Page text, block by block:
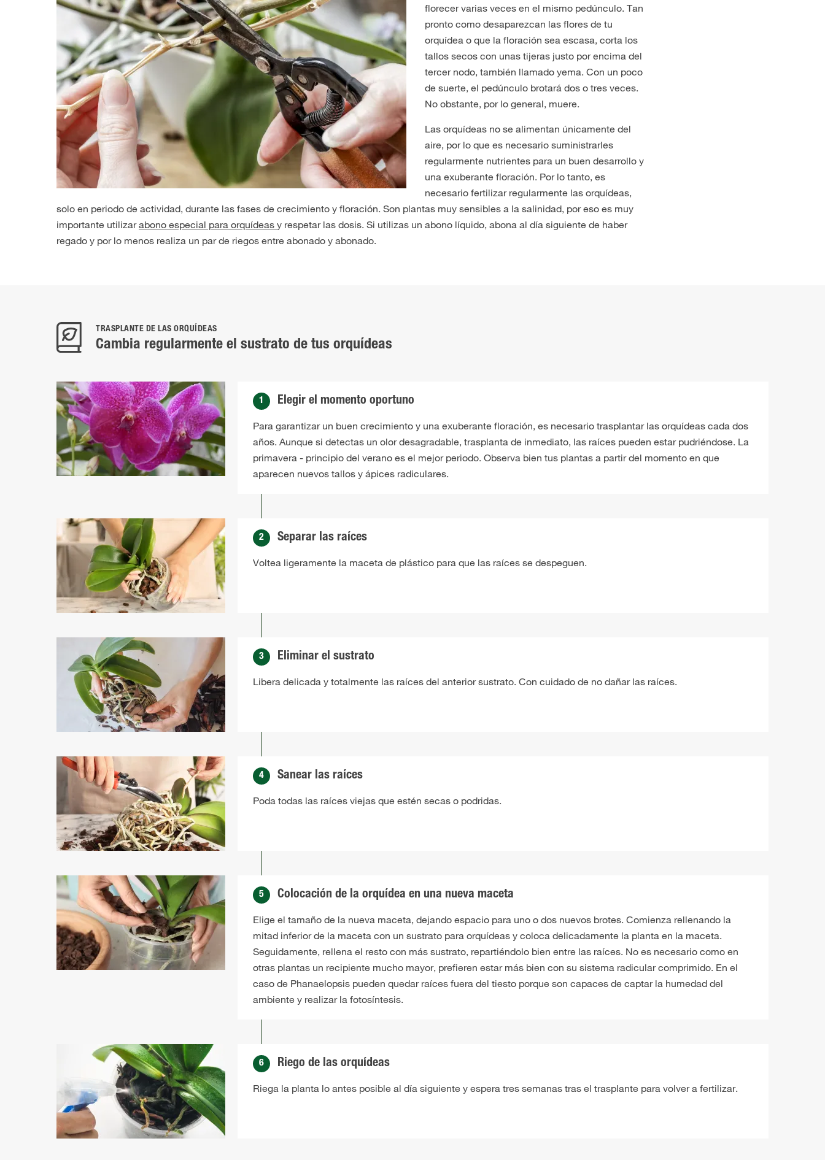
florecer varias veces en el mismo pedúnculo. Tan
pronto como desaparezcan las flores de tu
orquídea o que la floración sea escasa, corta los
tallos secos con unas tijeras justo por encima del
tercer nodo, también llamado yema. Con un poco
de suerte, el pedúnculo brotará dos o tres veces.
No obstante, por lo general, muere.
Las orquídeas no se alimentan únicamente del
aire, por lo que es necesario suministrarles
regularmente nutrientes para un buen desarrollo y
una exuberante floración. Por lo tanto, es
necesario fertilizar regularmente las orquídeas,
solo en periodo de actividad, durante las fases de crecimiento y floración. Son plantas muy sensibles a la salinidad, por eso es muy
importante utilizarabono especial para orquídeas y respetar las dosis. Si utilizas un abono líquido, abona al día siguiente de haber
regado y por lo menos realiza un par de riegos entre abonado y abonado.
TRASPLANTE DE LAS ORQUÍDEAS
Cambia regularmente el sustrato de tus orquídeas
1
Elegir el momento oportuno
Para garantizar un buen crecimiento y una exuberante floración, es necesario trasplantar las orquídeas cada dos
años. Aunque si detectas un olor desagradable, trasplanta de inmediato, las raíces pueden estar pudriéndose. La
primavera - principio del verano es el mejor periodo. Observa bien tus plantas a partir del momento en que
aparecen nuevos tallos y ápices radiculares.
2
Separar las raíces
Voltea ligeramente la maceta de plástico para que las raíces se despeguen.
3
Eliminar el sustrato
Libera delicada y totalmente las raíces del anterior sustrato. Con cuidado de no dañar las raíces.
4
Sanear las raíces
Poda todas las raíces viejas que estén secas o podridas.
5
Colocación de la orquídea en una nueva maceta
Elige el tamaño de la nueva maceta, dejando espacio para uno o dos nuevos brotes. Comienza rellenando la
mitad inferior de la maceta con un sustrato para orquídeas y coloca delicadamente la planta en la maceta.
Seguidamente, rellena el resto con más sustrato, repartiéndolo bien entre las raíces. No es necesario como en
otras plantas un recipiente mucho mayor, prefieren estar más bien con su sistema radicular comprimido. En el
caso de Phanaelopsis pueden quedar raíces fuera del tiesto porque son capaces de captar la humedad del
ambiente y realizar la fotosíntesis.
6
Riego de las orquídeas
Riega la planta lo antes posible al día siguiente y espera tres semanas tras el trasplante para volver a fertilizar.